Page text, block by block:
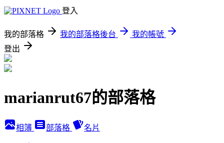
登入
我的部落格 我的部落格後台
我的帳號
登出
marianrut67的部落格
相簿 部落格 名片